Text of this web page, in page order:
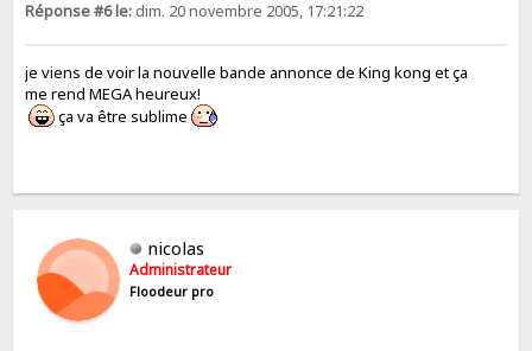
Réponse #6 le: dim. 20 novembre 2005, 17:21:22
je viens de voir la nouvelle bande annonce de King kong et ça
me rend MEGA heureux!
ça va être sublime
nicolas
Administrateur
Floodeur pro